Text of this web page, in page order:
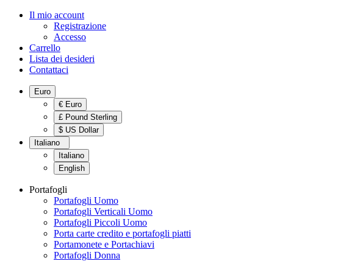
Il mio account
Registrazione
Accesso
Carrello
Lista dei desideri
Contattaci
Euro
€ Euro
£ Pound Sterling
$ US Dollar
Italiano
Italiano
English
Portafogli
Portafogli Uomo
Portafogli Verticali Uomo
Portafogli Piccoli Uomo
Porta carte credito e portafogli piatti
Portamonete e Portachiavi
Portafogli Donna